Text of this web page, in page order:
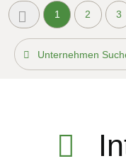
1 2 3
Unternehmen